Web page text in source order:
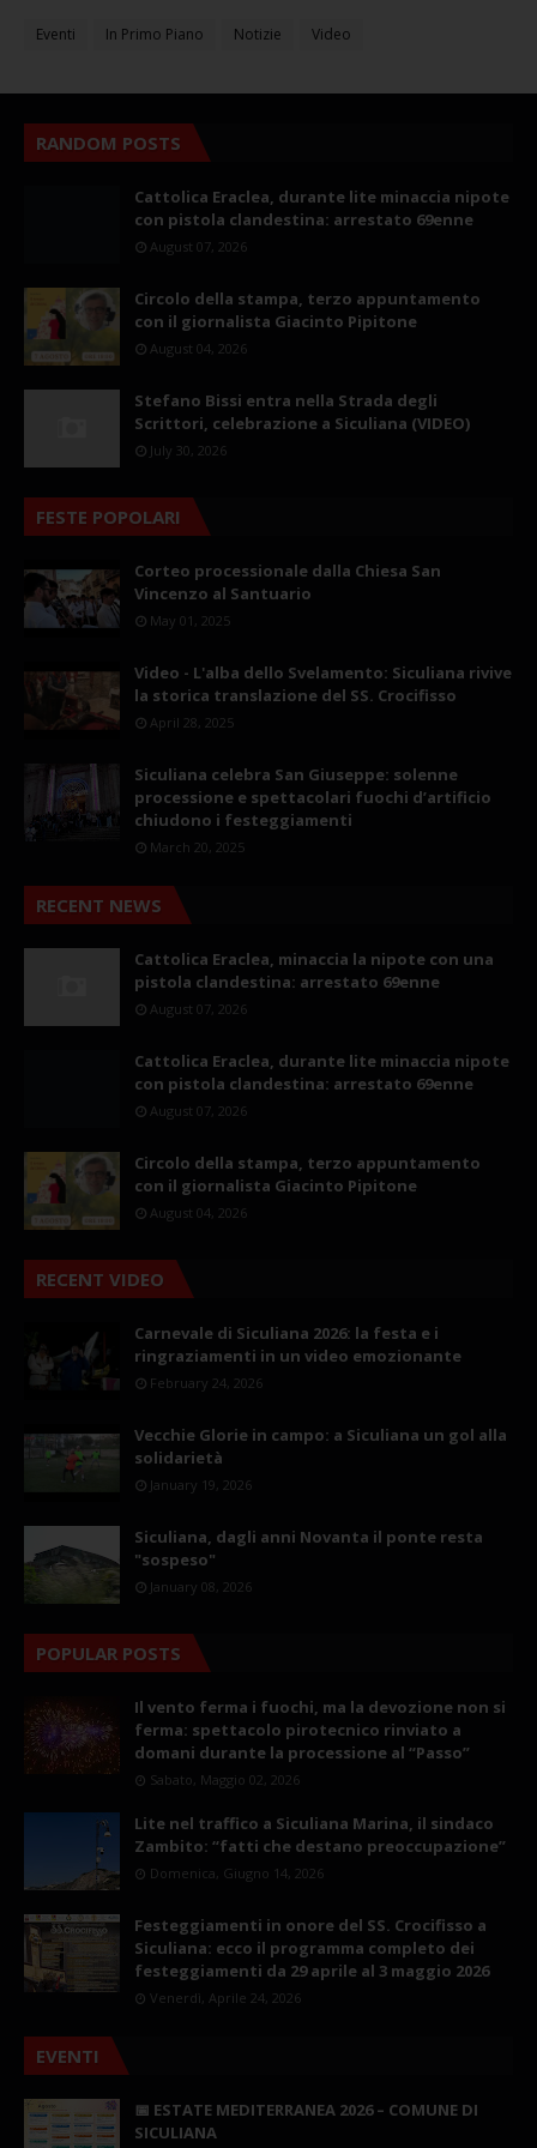
Eventi In Primo Piano Notizie Video
RANDOM POSTS
Cattolica Eraclea, durante lite minaccia nipote
con pistola clandestina: arrestato 69enne
August 07, 2026
Circolo della stampa, terzo appuntamento
con il giornalista Giacinto Pipitone
August 04, 2026
Stefano Bissi entra nella Strada degli
Scrittori, celebrazione a Siculiana (VIDEO)
July 30, 2026
FESTE POPOLARI
Corteo processionale dalla Chiesa San
Vincenzo al Santuario
May 01, 2025
Video - L'alba dello Svelamento: Siculiana rivive
la storica translazione del SS. Crocifisso
April 28, 2025
Siculiana celebra San Giuseppe: solenne
processione e spettacolari fuochi d’artificio
chiudono i festeggiamenti
March 20, 2025
RECENT NEWS
Cattolica Eraclea, minaccia la nipote con una
pistola clandestina: arrestato 69enne
August 07, 2026
Cattolica Eraclea, durante lite minaccia nipote
con pistola clandestina: arrestato 69enne
August 07, 2026
Circolo della stampa, terzo appuntamento
con il giornalista Giacinto Pipitone
August 04, 2026
RECENT VIDEO
Carnevale di Siculiana 2026: la festa e i
ringraziamenti in un video emozionante
February 24, 2026
Vecchie Glorie in campo: a Siculiana un gol alla
solidarietà
January 19, 2026
Siculiana, dagli anni Novanta il ponte resta
"sospeso"
January 08, 2026
POPULAR POSTS
Il vento ferma i fuochi, ma la devozione non si
ferma: spettacolo pirotecnico rinviato a
domani durante la processione al “Passo”
Sabato, Maggio 02, 2026
Lite nel traffico a Siculiana Marina, il sindaco
Zambito: “fatti che destano preoccupazione”
Domenica, Giugno 14, 2026
Festeggiamenti in onore del SS. Crocifisso a
Siculiana: ecco il programma completo dei
festeggiamenti da 29 aprile al 3 maggio 2026
Venerdì, Aprile 24, 2026
EVENTI
📅 ESTATE MEDITERRANEA 2026 – COMUNE DI
SICULIANA